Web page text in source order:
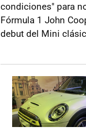
condiciones" para
Fórmula 1 John
debut del Mini